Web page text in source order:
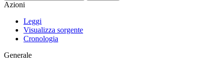
Azioni
Leggi
Visualizza sorgente
Cronologia
Generale